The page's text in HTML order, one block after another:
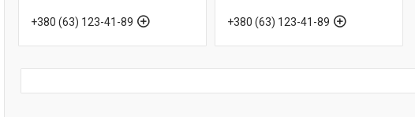
+380 (63) 123-41-89 +380 (63) 123-41-89